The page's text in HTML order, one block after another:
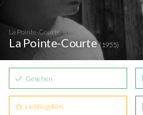
La Pointe-Courte
La Pointe-Courte(1955)
Gesehen
Lieblingsfilm